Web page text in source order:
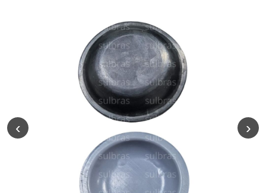
‹ ›
Kit reparo
Pneumáticos
Linha
Industrial
Revestimento
e Poliuretano
(PU)